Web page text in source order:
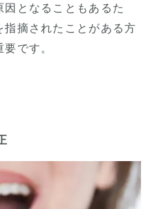
となることもあるた
摘されたことがある方
です。